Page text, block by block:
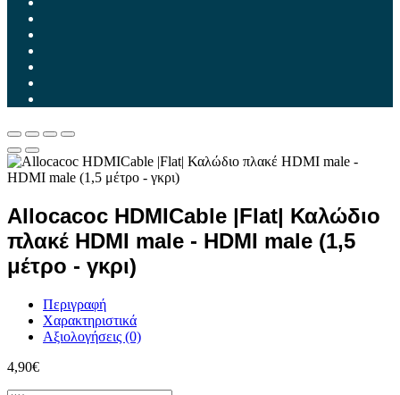
Allocacoc HDMICable |Flat| Καλώδιο
πλακέ HDMI male - HDMI male (1,5
μέτρο - γκρι)
Περιγραφή
Χαρακτηριστικά
Αξιολογήσεις (0)
4,90€